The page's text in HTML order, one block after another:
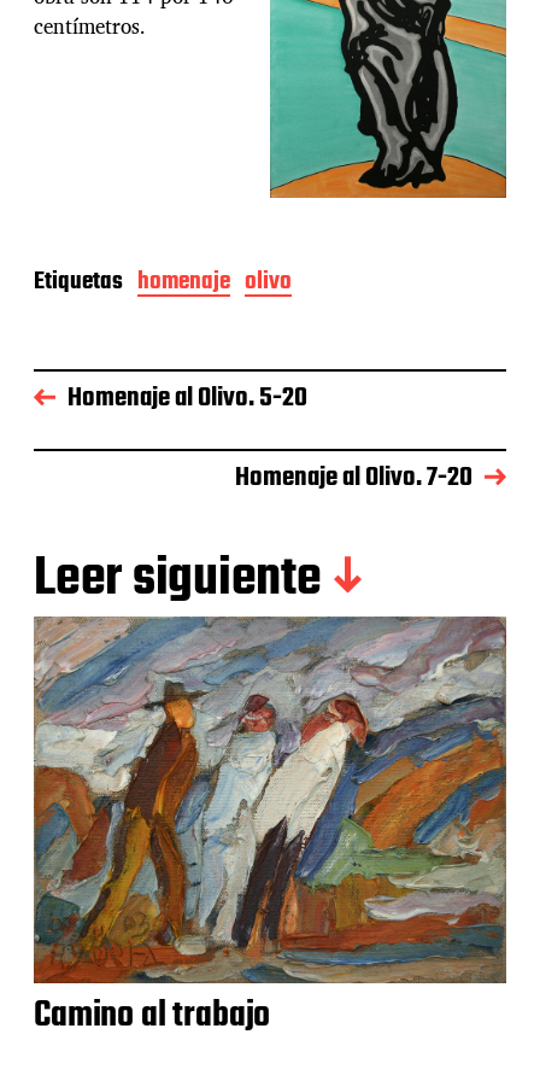
centímetros.
Etiquetas homenaje olivo
Homenaje al Olivo. 5-20
Homenaje al Olivo. 7-20
Leer siguiente
Camino al trabajo